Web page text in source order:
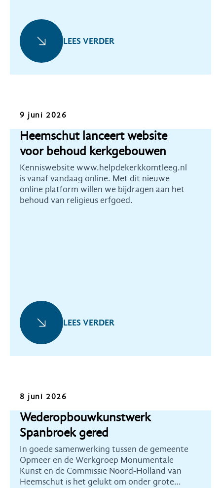
LEES VERDER
Kennis
9 juni 2026
Heemschut lanceert website
voor behoud kerkgebouwen
Kenniswebsite www.helpdekerkkomtleeg.nl
is vanaf vandaag online. Met dit nieuwe
online platform willen we bijdragen aan het
behoud van religieus erfgoed.
LEES VERDER
Nieuws
8 juni 2026
Wederopbouwkunstwerk
Spanbroek gered
In goede samenwerking tussen de gemeente
Opmeer en de Werkgroep Monumentale
Kunst en de Commissie Noord-Holland van
Heemschut is het gelukt om onder grote